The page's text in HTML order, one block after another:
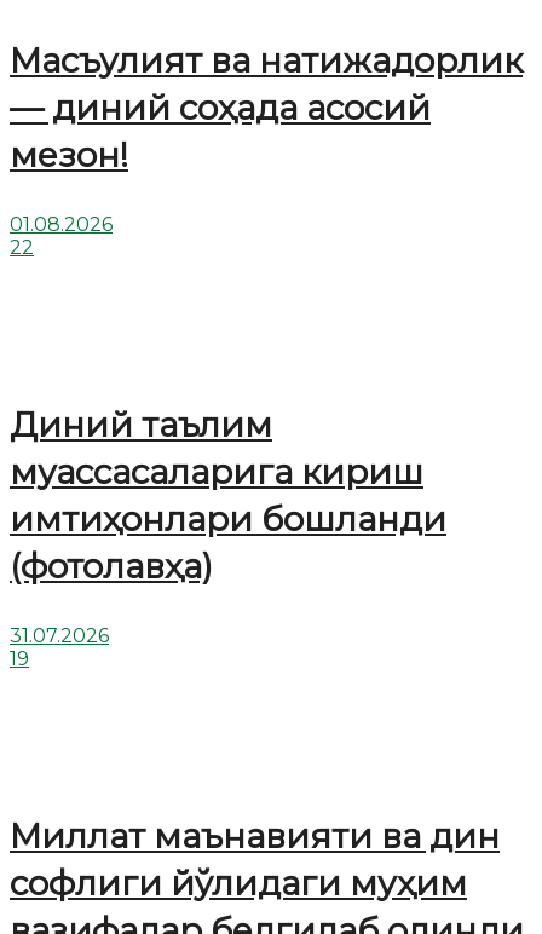
Масъулият ва натижадорлик
— диний соҳада асосий
мезон!
01.08.2026
22
Диний таълим
муассасаларига кириш
имтиҳонлари бошланди
(фотолавҳа)
31.07.2026
19
Миллат маънавияти ва дин
софлиги йўлидаги муҳим